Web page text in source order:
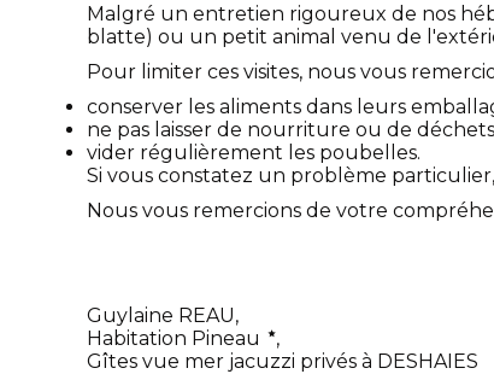
Malgré un entretien rigoureux de nos
blatte) ou un petit animal venu de
Pour limiter ces visites, nous vous
conserver les aliments dans leurs
ne pas laisser de nourriture ou de
vider régulièrement les poubelles.
Si vous constatez un problème
Nous vous remercions de votre
Guylaine REAU,
Habitation Pineau
,
Gîtes vue mer jacuzzi privés à DESHAIES